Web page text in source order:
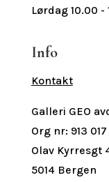
Lørdag 10.00 -
Info
Kontakt
Galleri GEO
Org nr: 913
Olav Kyrresgt
5014 Bergen